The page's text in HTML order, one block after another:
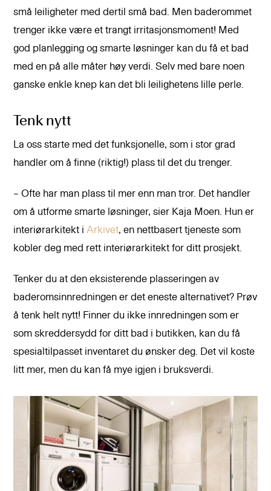
små leiligheter med dertil små bad. Men baderommet
trenger ikke være et trangt irritasjonsmoment! Med
god planlegging og smarte løsninger kan du få et bad
med en på alle måter høy verdi. Selv med bare noen
ganske enkle knep kan det bli leilighetens lille perle.
Tenk nytt
La oss starte med det funksjonelle, som i stor grad
handler om å finne (riktig!) plass til det du trenger.
– Ofte har man plass til mer enn man tror. Det handler
om å utforme smarte løsninger, sier Kaja Moen. Hun er
interiørarkitekt i Arkivet, en nettbasert tjeneste som
kobler deg med rett interiørarkitekt for ditt prosjekt.
Tenker du at den eksisterende plasseringen av
baderomsinnredningen er det eneste alternativet? Prøv
å tenk helt nytt! Finner du ikke innredningen som er
som skreddersydd for ditt bad i butikken, kan du få
spesialtilpasset inventaret du ønsker deg. Det vil koste
litt mer, men du kan få mye igjen i bruksverdi.